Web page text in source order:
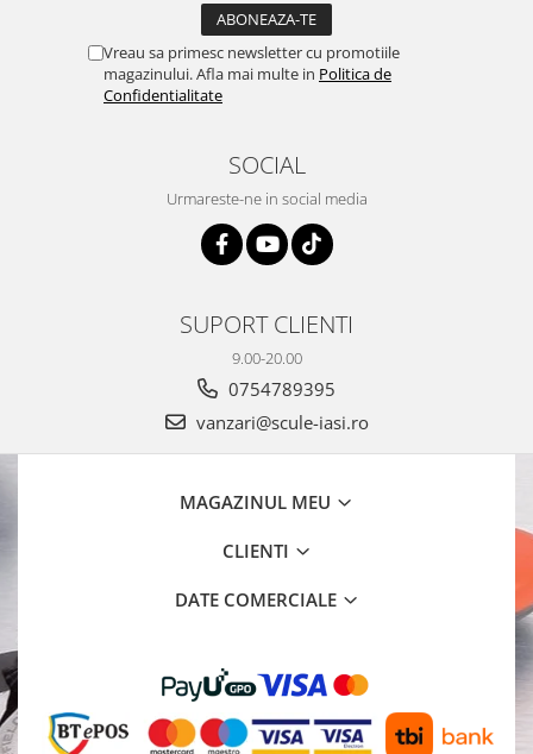
Vreau sa primesc newsletter cu promotiile
magazinului. Afla mai multe in Politica de
Confidentialitate
SOCIAL
Urmareste-ne in social media
SUPORT CLIENTI
9.00-20.00
0754789395
vanzari@scule-iasi.ro
MAGAZINUL MEU
CLIENTI
DATE COMERCIALE